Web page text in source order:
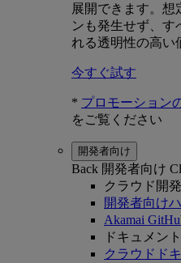
展開できます。想
ンも発生せず、す
れる透明性の高い
今すぐ試す
* プロモーション
をご覧ください
開発者向け
Back 開発者向け
クラウド開
開発者向け
Akamai
ドキュメン
クラウドド